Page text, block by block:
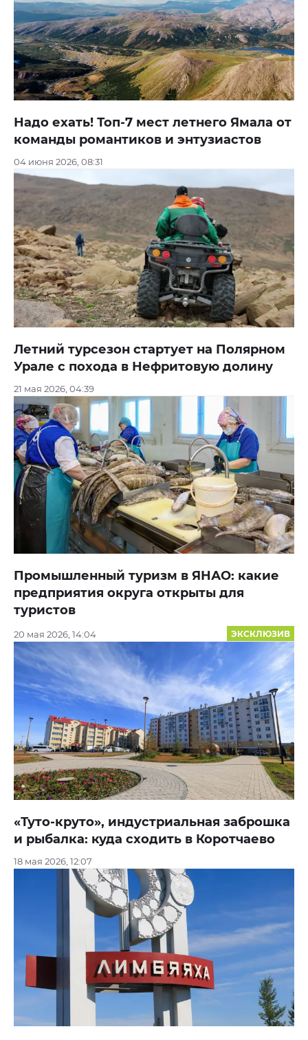
Надо ехать! Топ-7 мест летнего Ямала от
команды романтиков и энтузиастов
04 июня 2026, 08:31
Летний турсезон стартует на Полярном
Урале с похода в Нефритовую долину
21 мая 2026, 04:39
Промышленный туризм в ЯНАО: какие
предприятия округа открыты для
туристов
20 мая 2026, 14:04 ЭКСКЛЮЗИВ
«Туто-круто», индустриальная заброшка
и рыбалка: куда сходить в Коротчаево
18 мая 2026, 12:07